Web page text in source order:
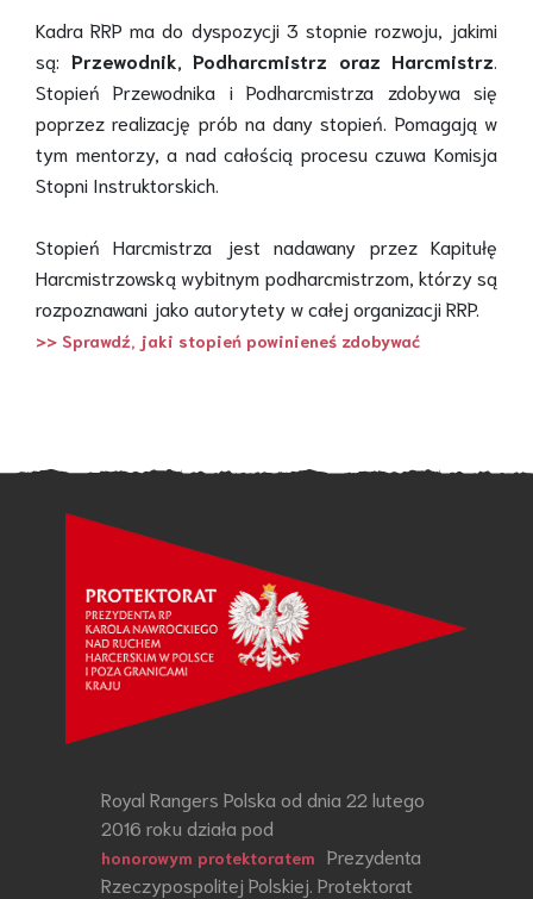
Kadra RRP ma do dyspozycji 3 stopnie rozwoju, jakimi
są: Przewodnik, Podharcmistrz oraz Harcmistrz.
Stopień Przewodnika i Podharcmistrza zdobywa się
poprzez realizację prób na dany stopień. Pomagają w
tym mentorzy, a nad całością procesu czuwa Komisja
Stopni Instruktorskich.
Stopień Harcmistrza jest nadawany przez Kapitułę
Harcmistrzowską wybitnym podharcmistrzom, którzy są
rozpoznawani jako autorytety w całej organizacji RRP.
>> Sprawdź, jaki stopień powinieneś zdobywać
Royal Rangers Polska od dnia 22 lutego
2016 roku działa pod
honorowym protektoratem
Prezydenta
Rzeczypospolitej Polskiej. Protektorat